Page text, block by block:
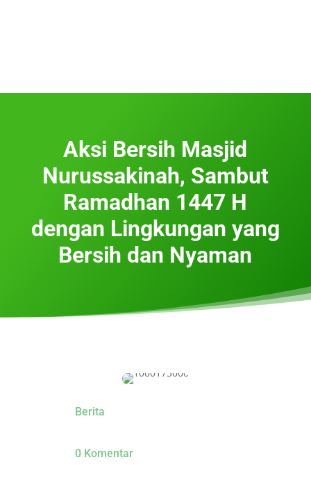
Aksi Bersih Masjid
Nurussakinah, Sambut
Ramadhan 1447 H
dengan Lingkungan yang
Bersih dan Nyaman
Berita
0 Komentar